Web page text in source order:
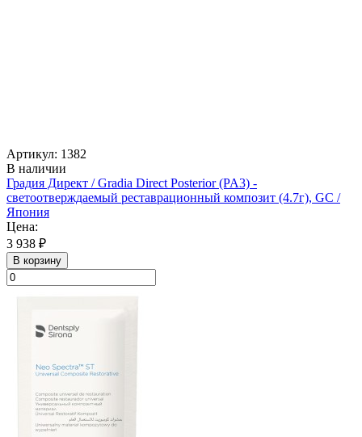
Артикул: 1382
В наличии
Градия Директ / Gradia Direct Posterior (PA3) -
светоотверждаемый реставрационный композит (4.7г), GC /
Япония
Цена:
3 938 ₽
В корзину